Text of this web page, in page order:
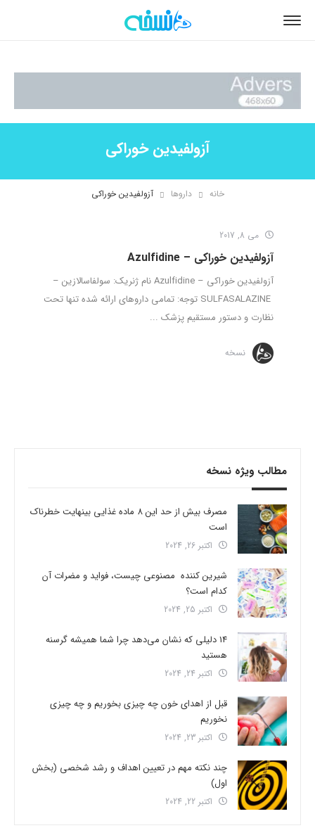
آزولفیدین خوراکی
خانه داروها آزولفیدین خوراکی
می 8, 2017
آزولفیدین خوراکی – Azulfidine
آزولفیدین خوراکی – Azulfidine نام ژنریک: سولفاسالازین –
SULFASALAZINE توجه: تمامی داروهای ارائه شده تنها تحت
نظارت و دستور مستقیم پزشک ...
نسخه
مطالب ویژه نسخه
مصرف بیش از حد این 8 ماده غذایی بینهایت خطرناک
است
اکتبر 26, 2024
شیرین کننده مصنوعی چیست، فواید و مضرات آن
کدام است؟
اکتبر 25, 2024
14 دلیلی که نشان می‌دهد چرا شما همیشه گرسنه
هستید
اکتبر 24, 2024
قبل از اهدای خون چه چیزی بخوریم و چه چیزی
نخوریم
اکتبر 23, 2024
چند نکته مهم در تعیین اهداف و رشد شخصی (بخش
اول)
اکتبر 22, 2024